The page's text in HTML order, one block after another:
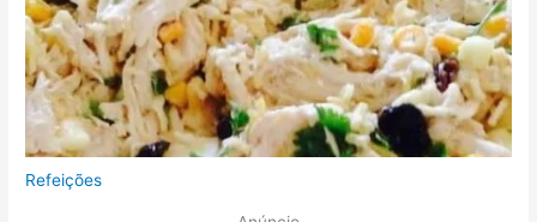
Refeições